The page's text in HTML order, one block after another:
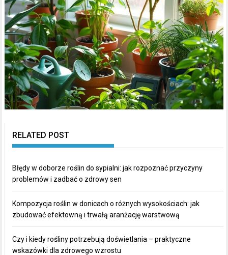
RELATED POST
Błędy w doborze roślin do sypialni: jak rozpoznać przyczyny
problemów i zadbać o zdrowy sen
Kompozycja roślin w donicach o różnych wysokościach: jak
zbudować efektowną i trwałą aranżację warstwową
Czy i kiedy rośliny potrzebują doświetlania – praktyczne
wskazówki dla zdrowego wzrostu